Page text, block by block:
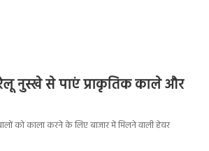
नुस्खे से पाएं प्राकृतिक काले और
को काला करने के लिए बाजार में मिलने वाली हेयर